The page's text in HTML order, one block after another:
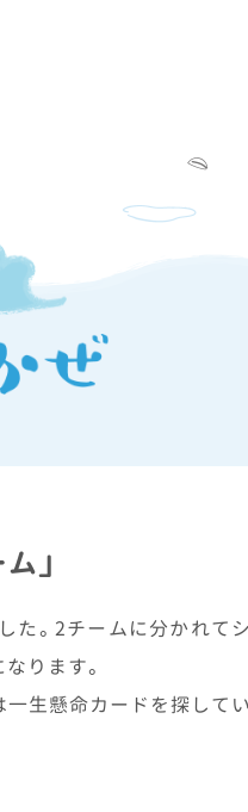
」
た。2チームに分かれてシ
ります。
生懸命カードを探してい